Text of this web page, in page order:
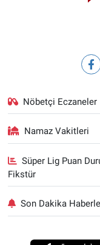
Nöbetçi Eczaneler
Namaz Vakitleri
Süper Lig Puan
Fikstür
Son Dakika